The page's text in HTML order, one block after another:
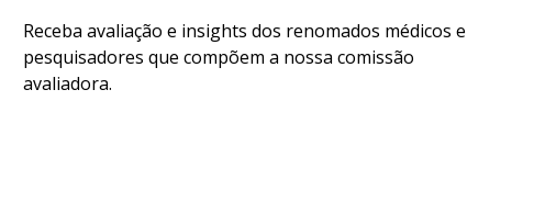
Receba avaliação e insights dos renomados médicos e
pesquisadores que compõem a nossa comissão
avaliadora.